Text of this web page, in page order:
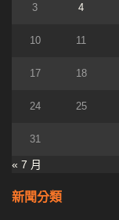
3 4
10 11
17 18
24 25
31
« 7 月
新聞分類